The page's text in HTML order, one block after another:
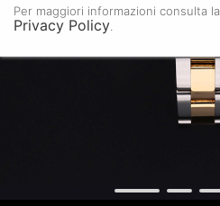
Per maggiori informazioni consulta la
Privacy Policy